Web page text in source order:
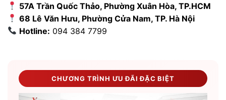
57A Trần Quốc Thảo, Phường Xuân Hòa, TP.HCM
68 Lê Văn Hưu, Phường Cửa Nam, TP. Hà Nội
Hotline: 094 384 7799
CHƯƠNG TRÌNH ƯU ĐÃI ĐẶC BIỆT